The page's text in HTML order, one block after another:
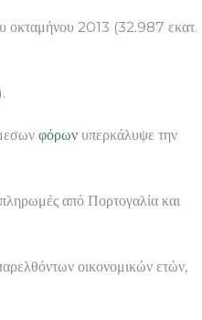
οκταμήνου 2013 (32.987 εκατ.
φόρων υπερκάλυψε την
από Πορτογαλία και
οικονομικών ετών,